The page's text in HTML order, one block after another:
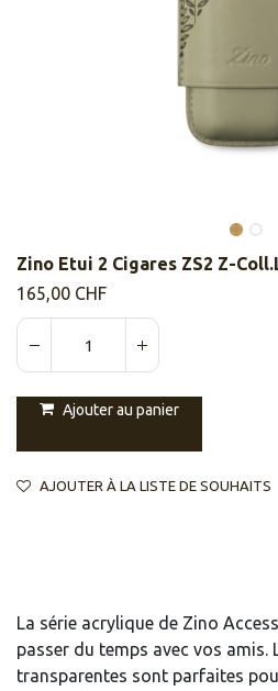
Zino Etui 2 Cigares ZS2 Z-
165,00 CHF
Ajouter au panier
AJOUTER À LA LISTE DE SOUHAITS
La série acrylique de Zino
passer du temps avec vos amis.
transparentes sont parfaites